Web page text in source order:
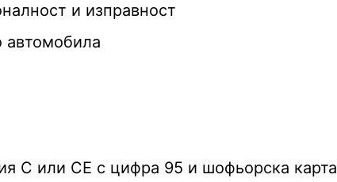
и изправност
автомобила
C или CE с цифра 95 и шофьорска карта